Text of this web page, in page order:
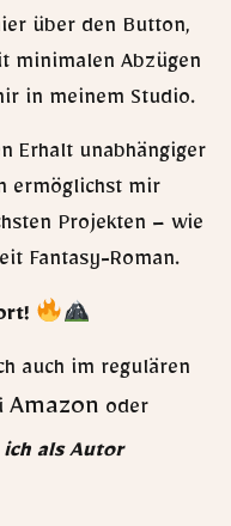
über den Button,
minimalen Abzügen
in meinem Studio.
Erhalt unabhängiger
ermöglichst mir
Projekten – wie
Fantasy-Roman.
auch im regulären
Amazon oder
als Autor